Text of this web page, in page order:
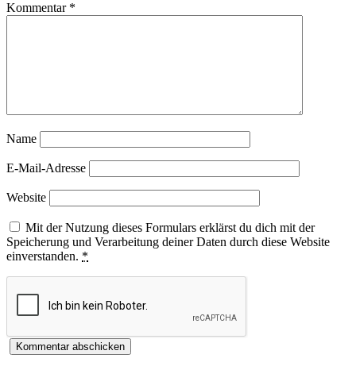
Kommentar *
Name
E-Mail-Adresse
Website
Mit der Nutzung dieses Formulars erklärst du dich mit der
Speicherung und Verarbeitung deiner Daten durch diese Website
einverstanden. *